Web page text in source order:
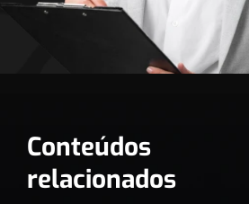
Conteúdos
relacionados